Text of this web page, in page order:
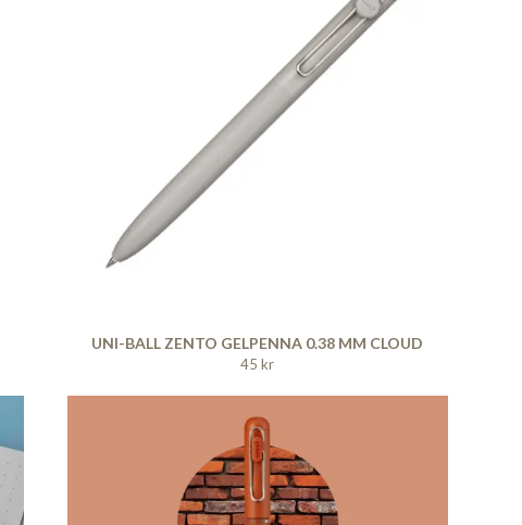
UNI-BALL ZENTO GELPENNA 0.38 MM CLOUD
45 kr